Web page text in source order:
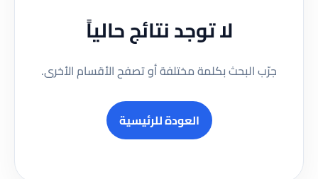
لا توجد نتائج حالياً
جرّب البحث بكلمة مختلفة أو تصفح الأقسام الأخرى.
العودة للرئيسية